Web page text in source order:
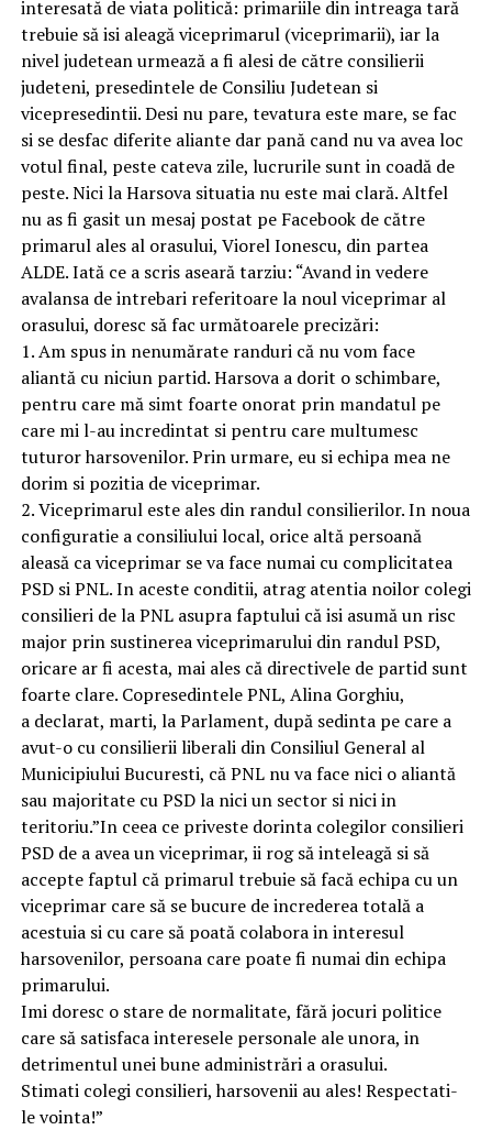
interesată de viata politică: primariile din intreaga tară
trebuie să isi aleagă viceprimarul (viceprimarii), iar la
nivel judetean urmează a fi alesi de către consilierii
judeteni, presedintele de Consiliu Judetean si
vicepresedintii. Desi nu pare, tevatura este mare, se fac
si se desfac diferite aliante dar pană cand nu va avea loc
votul final, peste cateva zile, lucrurile sunt in coadă de
peste. Nici la Harsova situatia nu este mai clară. Altfel
nu as fi gasit un mesaj postat pe Facebook de către
primarul ales al orasului, Viorel Ionescu, din partea
ALDE. Iată ce a scris aseară tarziu: “Avand in vedere
avalansa de intrebari referitoare la noul viceprimar al
orasului, doresc să fac următoarele precizări:
1. Am spus in nenumărate randuri că nu vom face
aliantă cu niciun partid. Harsova a dorit o schimbare,
pentru care mă simt foarte onorat prin mandatul pe
care mi l-au incredintat si pentru care multumesc
tuturor harsovenilor. Prin urmare, eu si echipa mea ne
dorim si pozitia de viceprimar.
2. Viceprimarul este ales din randul consilierilor. In noua
configuratie a consiliului local, orice altă persoană
aleasă ca viceprimar se va face numai cu complicitatea
PSD si PNL. In aceste conditii, atrag atentia noilor colegi
consilieri de la PNL asupra faptului că isi asumă un risc
major prin sustinerea viceprimarului din randul PSD,
oricare ar fi acesta, mai ales că directivele de partid sunt
foarte clare. Copresedintele PNL, Alina Gorghiu,
a declarat, marti, la Parlament, după sedinta pe care a
avut-o cu consilierii liberali din Consiliul General al
Municipiului Bucuresti, că PNL nu va face nici o aliantă
sau majoritate cu PSD la nici un sector si nici in
teritoriu.”In ceea ce priveste dorinta colegilor consilieri
PSD de a avea un viceprimar, ii rog să inteleagă si să
accepte faptul că primarul trebuie să facă echipa cu un
viceprimar care să se bucure de increderea totală a
acestuia si cu care să poată colabora in interesul
harsovenilor, persoana care poate fi numai din echipa
primarului.
Imi doresc o stare de normalitate, fără jocuri politice
care să satisfaca interesele personale ale unora, in
detrimentul unei bune administrări a orasului.
Stimati colegi consilieri, harsovenii au ales! Respectati-
le vointa!”